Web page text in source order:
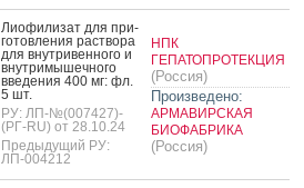
Ли­офи­лизат для при­
готов­ле­ния рас­тво­ра
для внут­ри­вен­но­го и
внут­ри­мышеч­но­го
вве­дения 400 мг: фл.
5 шт.
РУ: ЛП-№(007427)-
(РГ-RU) от 28.10.24
Предыдущий РУ:
ЛП-004212
НПК
ГЕПАТОПРОТЕКЦИЯ
(Россия)
Произведено:
АРМАВИРСКАЯ
БИОФАБРИКА
(Россия)